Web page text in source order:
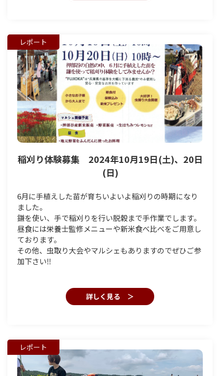
レポート
稲刈り体験募集 2024年10月19日(土)、20日
(日)
6月に手植えした苗が育ちいよいよ稲刈りの時期になり
ました。
鎌を使い、手で稲刈りを行い脱穀まで手作業でします。
昼食には栄養士監修メニューや新米食べ比べをご用意し
ております。
その他、虫取り大会やマルシェもありますのでぜひご参
加下さい‼
詳しく見る ＞
レポート